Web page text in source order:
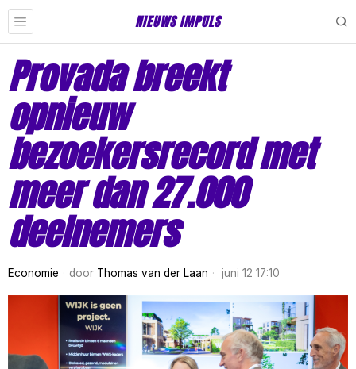
NIEUWS IMPULS
Provada breekt
opnieuw
bezoekersrecord met
meer dan 27.000
deelnemers
Economie door Thomas van der Laan juni 12 17:10